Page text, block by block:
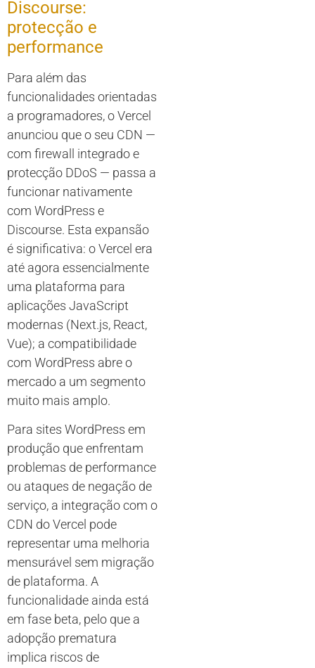
Discourse:
protecção e
performance
Para além das
funcionalidades orientadas
a programadores, o Vercel
anunciou que o seu CDN —
com firewall integrado e
protecção DDoS — passa a
funcionar nativamente
com WordPress e
Discourse. Esta expansão
é significativa: o Vercel era
até agora essencialmente
uma plataforma para
aplicações JavaScript
modernas (Next.js, React,
Vue); a compatibilidade
com WordPress abre o
mercado a um segmento
muito mais amplo.
Para sites WordPress em
produção que enfrentam
problemas de performance
ou ataques de negação de
serviço, a integração com o
CDN do Vercel pode
representar uma melhoria
mensurável sem migração
de plataforma. A
funcionalidade ainda está
em fase beta, pelo que a
adopção prematura
implica riscos de